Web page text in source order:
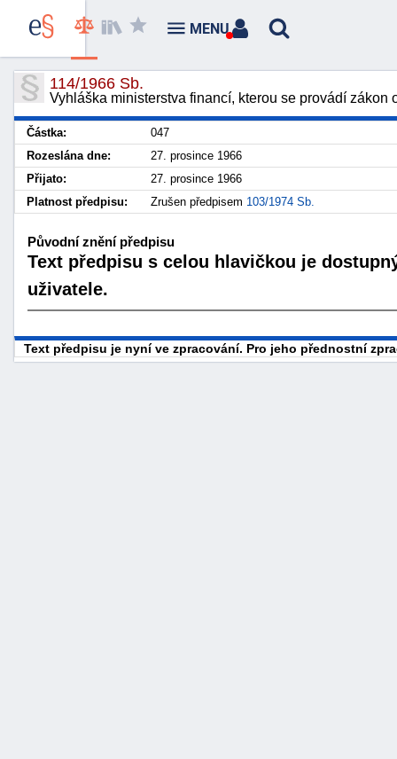
114/1966 Sb.
Vyhláška ministerstva financí, kterou se provádí zákon
Částka:
047
Rozeslána dne:
27. prosince 1966
Přijato:
27. prosince 1966
Platnost předpisu:
Zrušen předpisem 103/1974 Sb.
Původní znění předpisu
Text předpisu s celou hlavičkou je
uživatele.
Text předpisu je nyní ve zpracování. Pro jeho přednostní
MENU